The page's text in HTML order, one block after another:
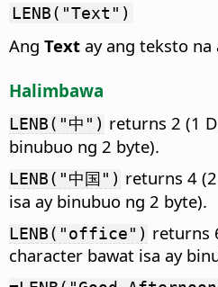
LENB("Text")
Ang Text ay ang teksto
Halimbawa
LENB("中") returns 2 (1
binubuo ng 2 byte).
LENB("中国") returns 4
isa ay binubuo ng 2 byte).
LENB("office") returns
character bawat isa ay